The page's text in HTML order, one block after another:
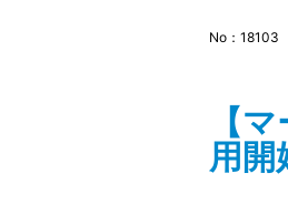
No：18103
【
用